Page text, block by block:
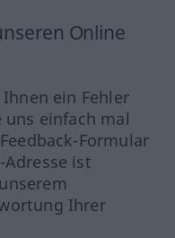
Online
ein Fehler
einfach mal
Formular
Adresse ist
Ihrer